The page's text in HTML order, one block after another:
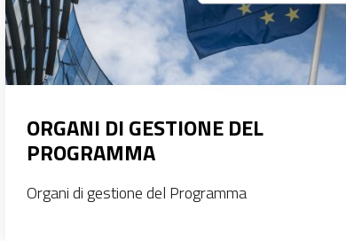
ORGANI DI GESTIONE DEL
PROGRAMMA
Organi di gestione del Programma